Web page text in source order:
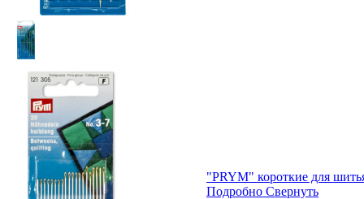
"PRYM" короткие для
Подробно Свернуть